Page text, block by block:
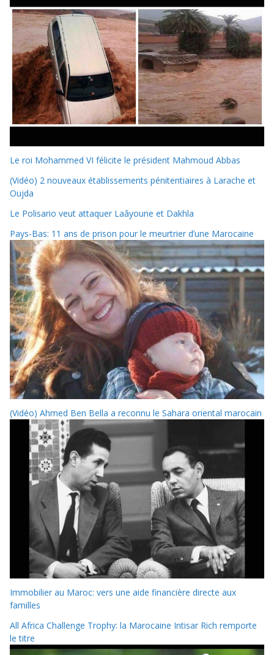
Le roi Mohammed VI félicite le président Mahmoud Abbas
(Vidéo) 2 nouveaux établissements pénitentiaires à Larache et
Oujda
Le Polisario veut attaquer Laâyoune et Dakhla
Pays-Bas: 11 ans de prison pour le meurtrier d’une Marocaine
(Vidéo) Ahmed Ben Bella a reconnu le Sahara oriental marocain
Immobilier au Maroc: vers une aide financière directe aux
familles
All Africa Challenge Trophy: la Marocaine Intisar Rich remporte
le titre